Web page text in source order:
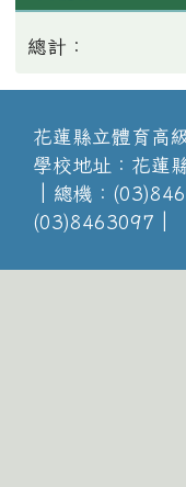
總計：
花蓮縣立體育高
學校地址：花蓮
│總機：
(03)8463097│